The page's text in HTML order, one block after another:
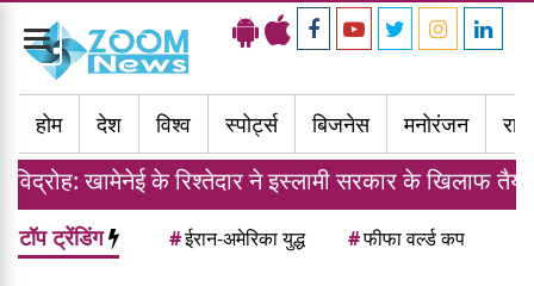
Toggle
navigation
होम
देश विश्व स्पोर्ट्स बिजनेस मनोरंजन
रिश्तेदार ने इस्लामी सरकार के खिलाफ तैयार की फौज
टॉप ट्रेंडिंग #ईरान-अमेरिका युद्ध #फीफा वर्ल्ड कप